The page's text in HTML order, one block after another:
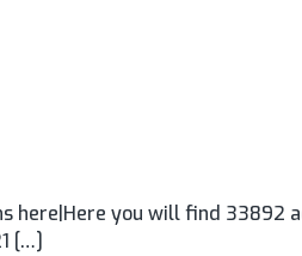
here|Here you will find 33892
[…]